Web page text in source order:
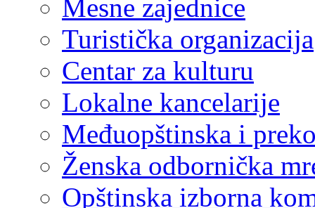
Mesne zajednice
Turistička organizacija
Centar za kulturu
Lokalne kancelarije
Međuopštinska i
Ženska odbornička
Opštinska izborna